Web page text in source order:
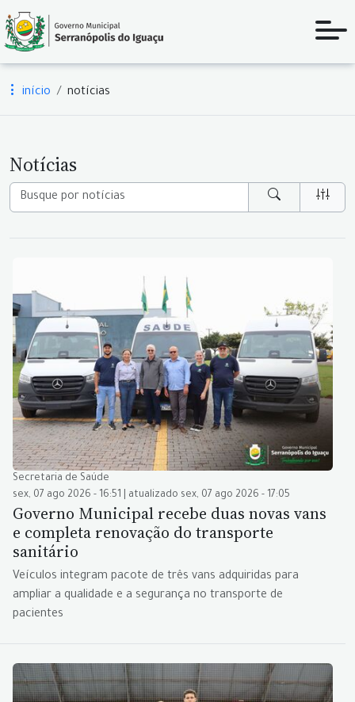
início notícias
Notícias
Secretaria de Saúde
sex, 07 ago 2026 - 16:51 | atualizado sex, 07 ago 2026 - 17:05
Governo Municipal recebe duas novas vans
e completa renovação do transporte
sanitário
Veículos integram pacote de três vans adquiridas para
ampliar a qualidade e a segurança no transporte de
pacientes